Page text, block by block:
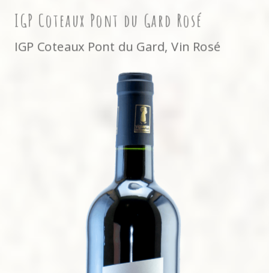
IGP Coteaux Pont du Gard Rosé
IGP Coteaux Pont du Gard,Vin Rosé